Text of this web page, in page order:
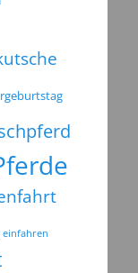
einfahren